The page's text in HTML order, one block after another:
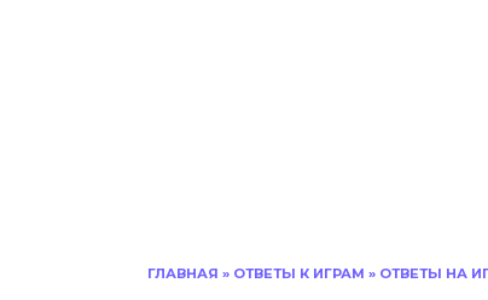
ГЛАВНАЯ » ОТВЕТЫ К ИГРАМ » ОТВЕТЫ НА